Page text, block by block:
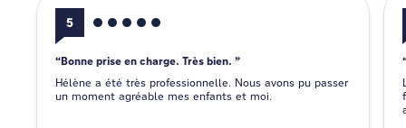
5
Bonne prise en charge. Très bien.
Hélène a été très professionnelle. Nous avons pu passer
un moment agréable mes enfants et moi.